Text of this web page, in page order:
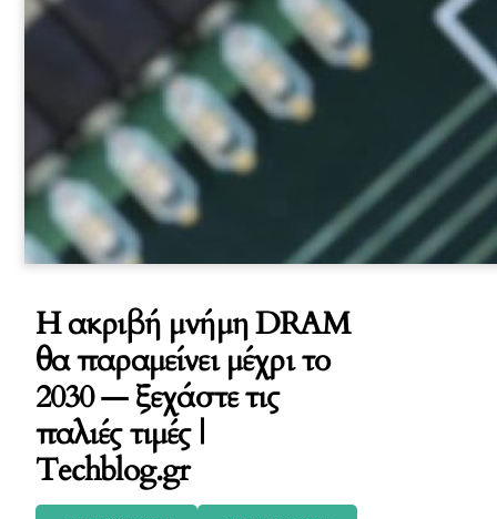
Η ακριβή μνήμη DRAM
θα παραμείνει μέχρι το
2030 — ξεχάστε τις
παλιές τιμές |
Techblog.gr